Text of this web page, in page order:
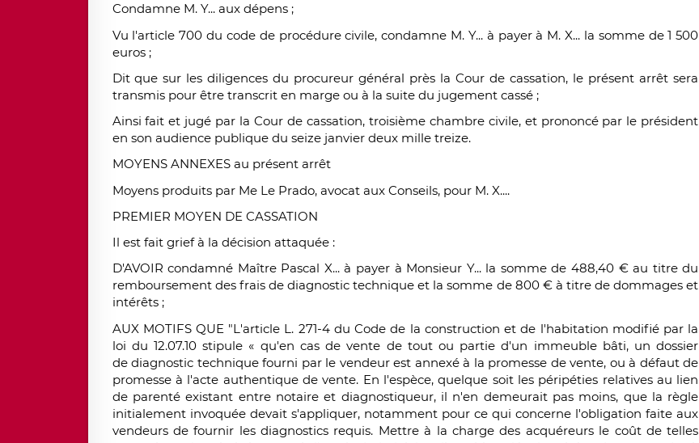
Condamne M. Y... aux dépens ;
Vu l'article 700 du code de procédure civile, condamne M. Y... à payer à M. X... la somme de 1 500
euros ;
Dit que sur les diligences du procureur général près la Cour de cassation, le présent arrêt sera
transmis pour être transcrit en marge ou à la suite du jugement cassé ;
Ainsi fait et jugé par la Cour de cassation, troisième chambre civile, et prononcé par le président
en son audience publique du seize janvier deux mille treize.
MOYENS ANNEXES au présent arrêt
Moyens produits par Me Le Prado, avocat aux Conseils, pour M. X....
PREMIER MOYEN DE CASSATION
Il est fait grief à la décision attaquée :
D'AVOIR condamné Maître Pascal X... à payer à Monsieur Y... la somme de 488,40 € au titre du
remboursement des frais de diagnostic technique et la somme de 800 € à titre de dommages et
intérêts ;
AUX MOTIFS QUE "L'article L. 271-4 du Code de la construction et de l'habitation modifié par la
loi du 12.07.10 stipule « qu'en cas de vente de tout ou partie d'un immeuble bâti, un dossier
dediagnostic techniquefourni par le vendeur est annexé à la promesse de vente, ou à défaut de
promesse à l'acte authentique de vente. En l'espèce, quelque soit les péripéties relatives au lien
de parenté existant entre notaire et diagnostiqueur, il n'en demeurait pas moins, que la règle
initialement invoquée devait s'appliquer, notamment pour ce qui concerne l'obligation faite aux
vendeurs de fournir lesdiagnostics requis. Mettre à la charge des acquéreurs le coût de telles